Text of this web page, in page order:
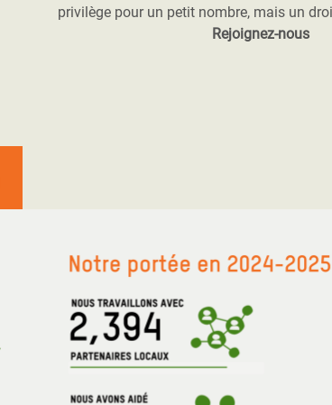
privilège pour un petit nombre, mais un
Rejoignez-nous